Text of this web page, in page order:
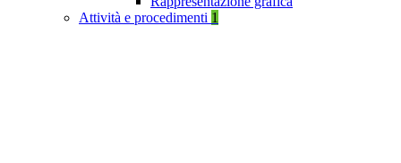
Attività e procedimenti 1